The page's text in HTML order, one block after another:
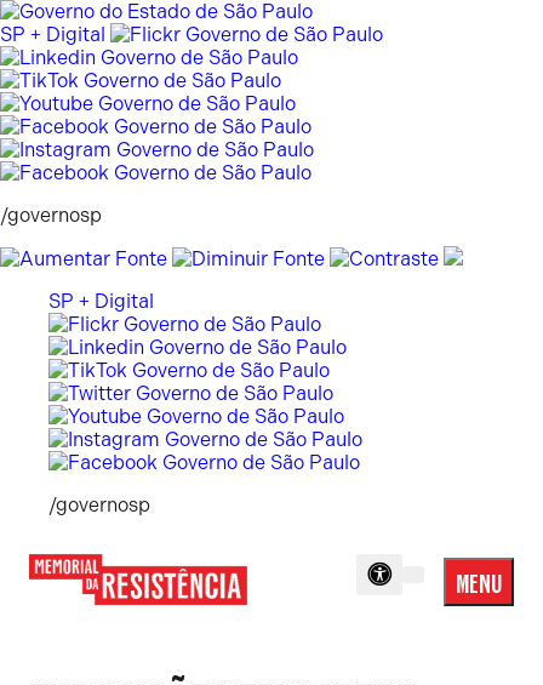
Pular
para
o
conteúdo
SP + Digital
/governosp
SP + Digital
/governosp
MENU
Menu